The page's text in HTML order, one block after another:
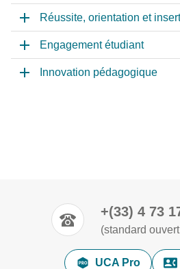
Réussite, orientation et
Engagement étudiant
Innovation pédagogique
+(33) 4 73
(standard
UCA Pro